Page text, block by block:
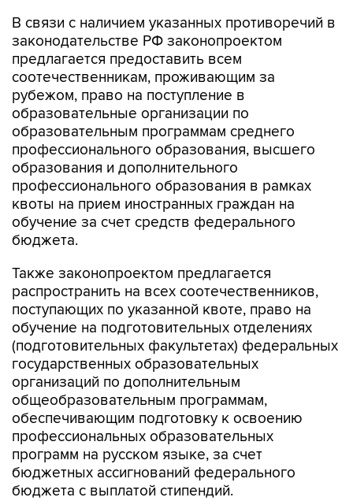
В связи с наличием указанных противоречий в
законодательстве РФ законопроектом
предлагается предоставить всем
соотечественникам, проживающим за
рубежом, право на поступление в
образовательные организации по
образовательным программам среднего
профессионального образования, высшего
образования и дополнительного
профессионального образования в рамках
квоты на прием иностранных граждан на
обучение за счет средств федерального
бюджета.
Также законопроектом предлагается
распространить на всех соотечественников,
поступающих по указанной квоте, право на
обучение на подготовительных отделениях
(подготовительных факультетах) федеральных
государственных образовательных
организаций по дополнительным
общеобразовательным программам,
обеспечивающим подготовку к освоению
профессиональных образовательных
программ на русском языке, за счет
бюджетных ассигнований федерального
бюджета с выплатой стипендий.